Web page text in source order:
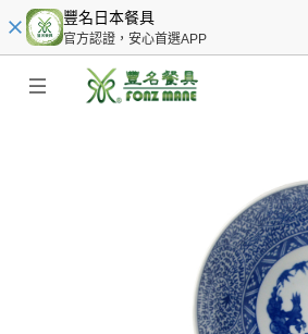
豐名日本餐具
官方認證，安心首選APP